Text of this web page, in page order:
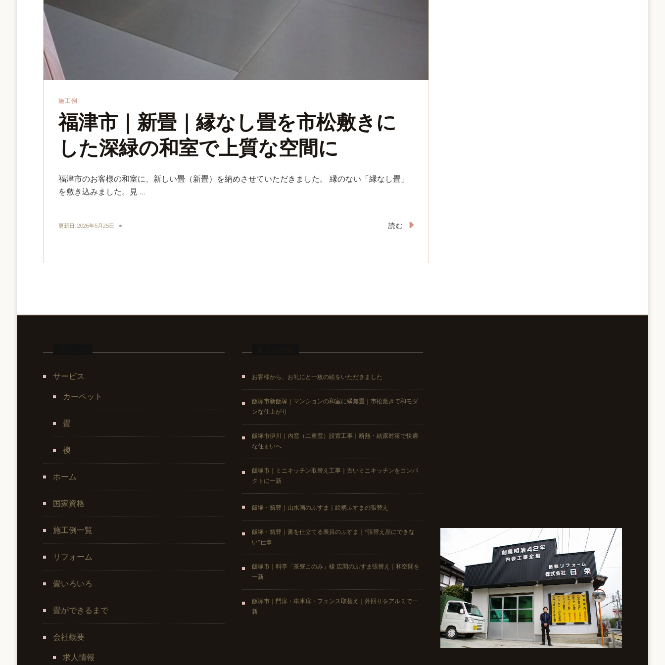
施工例
福津市｜新畳｜縁なし畳を市松敷きに
した深緑の和室で上質な空間に
福津市のお客様の和室に、新しい畳（新畳）を納めさせていただきました。 縁のない「縁なし畳」
を敷き込みました。見 …
更新日: 2026年5月25日 読む
サービス
カーペット
畳
襖
ホーム
国家資格
施工例一覧
リフォーム
畳いろいろ
畳ができるまで
会社概要
求人情報
お客様から、お礼にと一枚の絵をいただきました
飯塚市新飯塚｜マンションの和室に縁無畳｜市松敷きで和モダ
ンな仕上がり
飯塚市伊川｜内窓（二重窓）設置工事｜断熱・結露対策で快適
な住まいへ
飯塚市｜ミニキッチン取替え工事｜古いミニキッチンをコンパ
クトに一新
飯塚・筑豊｜山水画のふすま｜絵柄ふすまの張替え
飯塚・筑豊｜書を仕立てる表具のふすま｜“張替え屋にできな
い”仕事
飯塚市｜料亭「茶寮このみ」様 広間のふすま張替え｜和空間を
一新
飯塚市｜門扉・車庫扉・フェンス取替え｜外回りをアルミで一
新